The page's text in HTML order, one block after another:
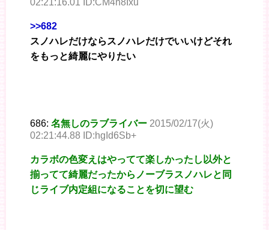
02:21:16.01 ID:CM4n8Ixu
>>682
スノハレだけならスノハレだけでいいけどそれ
をもっと綺麗にやりたい
686: 名無しのラブライバー 2015/02/17(火)
02:21:44.88 ID:hgId6Sb+
カラボの色変えはやってて楽しかったし以外と
揃ってて綺麗だったからノーブラスノハレと同
じライブ内定組になることを切に望む